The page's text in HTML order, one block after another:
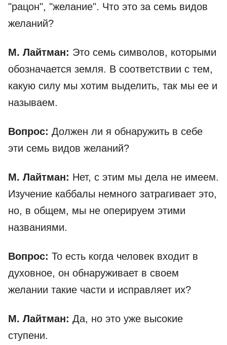
"рацон", "желание". Что это за семь видов
желаний?
М. Лайтман: Это семь символов, которыми
обозначается земля. В соответствии с тем,
какую силу мы хотим выделить, так мы ее и
называем.
Вопрос: Должен ли я обнаружить в себе
эти семь видов желаний?
М. Лайтман: Нет, с этим мы дела не имеем.
Изучение каббалы немного затрагивает это,
но, в общем, мы не оперируем этими
названиями.
Вопрос: То есть когда человек входит в
духовное, он обнаруживает в своем
желании такие части и исправляет их?
М. Лайтман: Да, но это уже высокие
ступени.